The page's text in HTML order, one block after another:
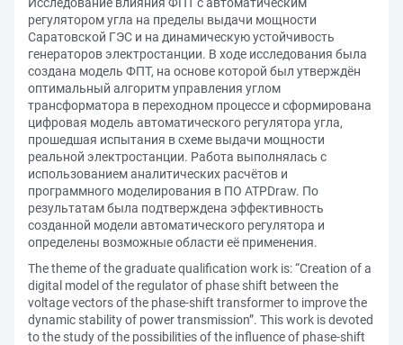
регулятором угла на пределы выдачи мощности
Саратовской ГЭС и на динамическую устойчивость
генераторов электростанции. В ходе исследования была
создана модель ФПТ, на основе которой был утверждён
оптимальный алгоритм управления углом
трансформатора в переходном процессе и сформирована
цифровая модель автоматического регулятора угла,
прошедшая испытания в схеме выдачи мощности
реальной электростанции. Работа выполнялась с
использованием аналитических расчётов и
программного моделирования в ПО ATPDraw. По
результатам была подтверждена эффективность
созданной модели автоматического регулятора и
определены возможные области её применения.
The theme of the graduate qualification work is: “Creation of a
digital model of the regulator of phase shift between the
voltage vectors of the phase-shift transformer to improve the
dynamic stability of power transmission”. This work is devoted
to the study of the possibilities of the influence of phase-shift